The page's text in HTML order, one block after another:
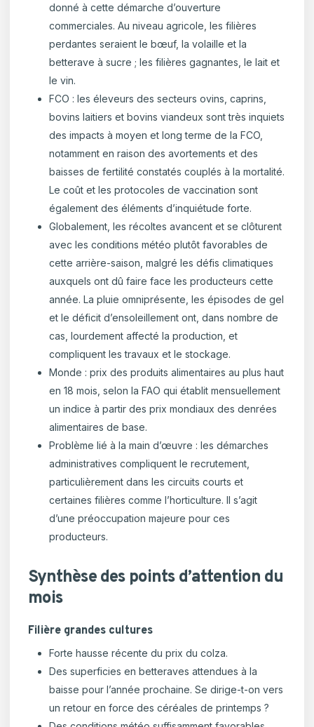
donné à cette démarche d’ouverture
commerciales. Au niveau agricole, les filières
perdantes seraient le bœuf, la volaille et la
betterave à sucre ; les filières gagnantes, le lait et
le vin.
FCO : les éleveurs des secteurs ovins, caprins,
bovins laitiers et bovins viandeux sont très inquiets
des impacts à moyen et long terme de la FCO,
notamment en raison des avortements et des
baisses de fertilité constatés couplés à la mortalité.
Le coût et les protocoles de vaccination sont
également des éléments d’inquiétude forte.
Globalement, les récoltes avancent et se clôturent
avec les conditions météo plutôt favorables de
cette arrière-saison, malgré les défis climatiques
auxquels ont dû faire face les producteurs cette
année. La pluie omniprésente, les épisodes de gel
et le déficit d’ensoleillement ont, dans nombre de
cas, lourdement affecté la production, et
compliquent les travaux et le stockage.
Monde : prix des produits alimentaires au plus haut
en 18 mois, selon la FAO qui établit mensuellement
un indice à partir des prix mondiaux des denrées
alimentaires de base.
Problème lié à la main d’œuvre : les démarches
administratives compliquent le recrutement,
particulièrement dans les circuits courts et
certaines filières comme l’horticulture. Il s’agit
d’une préoccupation majeure pour ces
producteurs.
Synthèse des points d’attention du
mois
Filière grandes cultures
Forte hausse récente du prix du colza.
Des superficies en betteraves attendues à la
baisse pour l’année prochaine. Se dirige-t-on vers
un retour en force des céréales de printemps ?